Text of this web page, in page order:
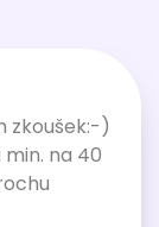
zkoušek:-)
na 40